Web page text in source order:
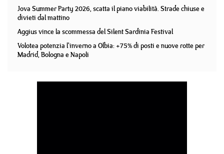
Jova Summer Party 2026, scatta il piano viabilità. Strade chiuse e
divieti dal mattino
Aggius vince la scommessa del Silent Sardinia Festival
Volotea potenzia l'inverno a Olbia: +75% di posti e nuove rotte per
Madrid, Bologna e Napoli